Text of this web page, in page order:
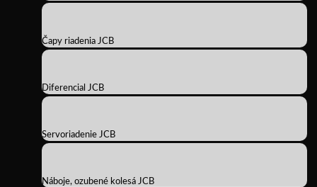
Čapy riadenia JCB
Diferencial JCB
Servoriadenie JCB
Náboje, ozubené kolesá JCB